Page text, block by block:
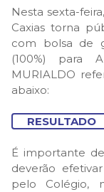
Nesta sexta-
Caxias torna
com bolsa de
(100%) para
MURIALDO
abaixo:
RESULTADO
É importante
deverão
pelo Colégio,